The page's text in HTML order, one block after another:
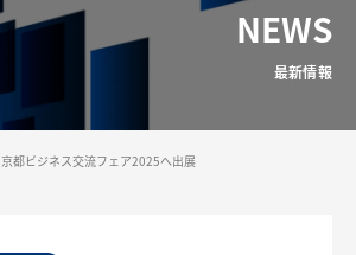
NEWS
最新情報
京都ビジネス交流フェア2025へ出展